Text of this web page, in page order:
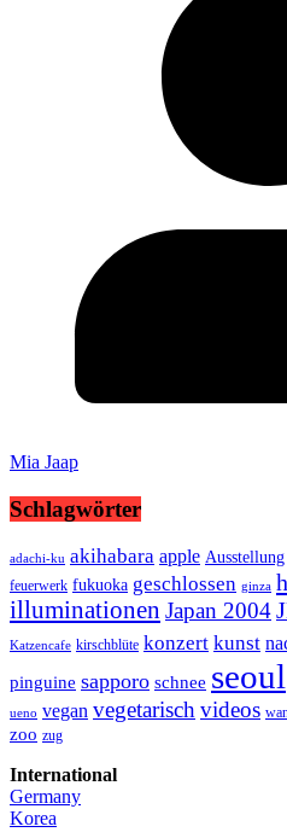
Mia Jaap
Schlagwörter
adachi-ku akihabara apple Ausstellung
feuerwerk fukuoka geschlossen ginza
illuminationen Japan 2004
Katzencafe kirschblüte konzert kunst
pinguine sapporo schnee seoul
ueno vegan vegetarischvideos
zoo zug
International
Germany
Korea